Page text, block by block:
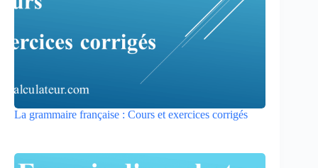
La grammaire française : Cours et exercices corrigés